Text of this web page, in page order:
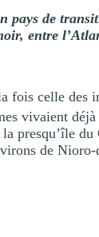
pays de
entre
fois celle des
vivaient
presqu’île
de